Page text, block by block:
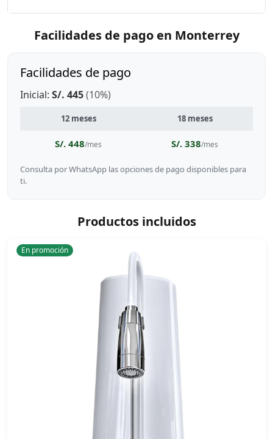
Facilidades de pago en Monterrey
Facilidades de pago
Inicial: S/. 445(10%)
12 meses 18 meses
S/. 448/mes S/. 338/mes
Consulta por WhatsApp las opciones de pago disponibles para
ti.
Productos incluidos
En promoción